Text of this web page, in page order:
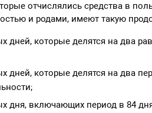
отчислялись средства в
и родами, имеют такую
дней, которые делятся на два
дней, которые делятся на два
дня, включающих период в 84